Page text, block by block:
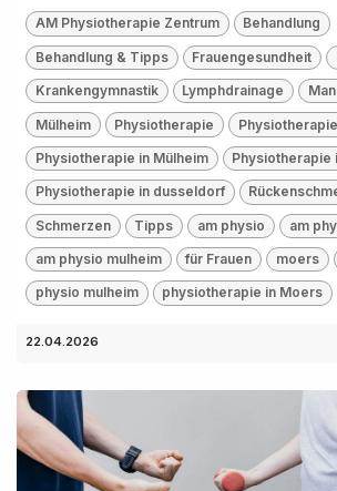
AM Physiotherapie Zentrum Behandlung
Behandlung & Tipps Frauengesundheit
Krankengymnastik Lymphdrainage
Mülheim Physiotherapie
Physiotherapie in Mülheim Physiotherapie
Physiotherapie in dusseldorf
Schmerzen Tipps am physio am
am physio mulheim für Frauen moers
physio mulheim physiotherapie in Moers
22.04.2026